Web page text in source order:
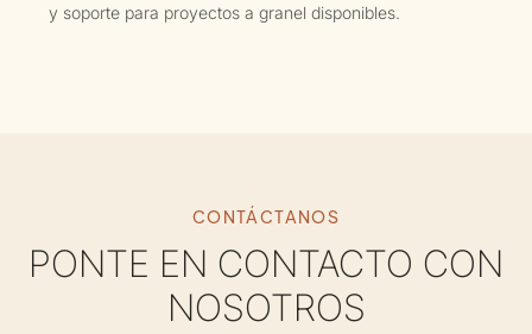
y soporte para proyectos a granel disponibles.
CONTÁCTANOS
PONTE EN CONTACTO CON
NOSOTROS